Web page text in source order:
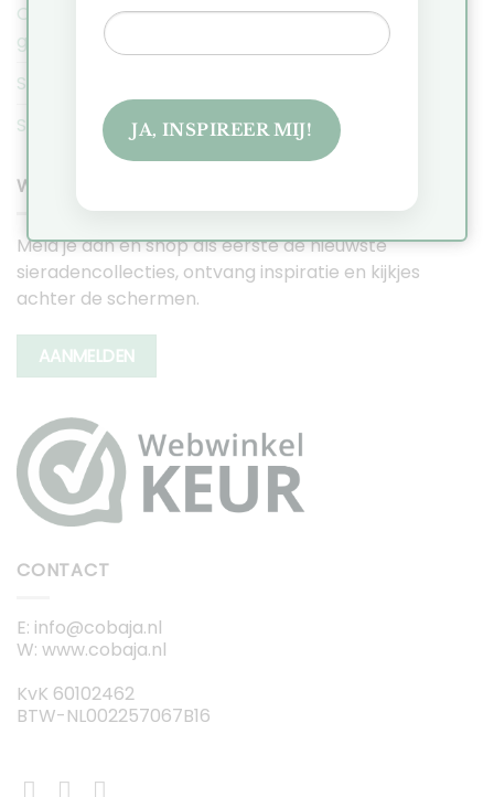
Ontdek de Hexa collectie: Minimalistische
geometrische sieraden
Sieraden Presentatie Favorieten
Sieraden voor de intuïtieve en zorgzame Kreeft
WORD EEN COBAJA VIP
Meld je aan en shop als eerste de nieuwste
sieradencollecties, ontvang inspiratie en kijkjes
achter de schermen.
AANMELDEN
CONTACT
E: info@cobaja.nl
W: www.cobaja.nl
KvK 60102462
BTW-NL002257067B16
JA, INSPIREER MIJ!